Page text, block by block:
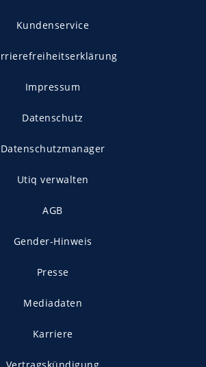
Kundenservice
Impressum
Datenschutz
Datenschutzmanager
Utiq verwalten
AGB
Gender-Hinweis
Presse
Mediadaten
Karriere